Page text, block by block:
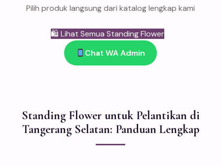
Pilih produk langsung dari katalog lengkap kami
🛍 Lihat Semua Standing Flower
Chat WA Admin
Standing Flower untuk Pelantikan di
Tangerang Selatan: Panduan Lengkap